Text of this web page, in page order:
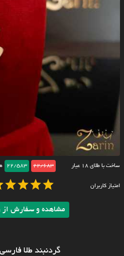
ساخت با طلای ۱۸ عیار 22/683
22/583
امتیاز کاربران
مشاهده و سفارش از
گردنبند طلا